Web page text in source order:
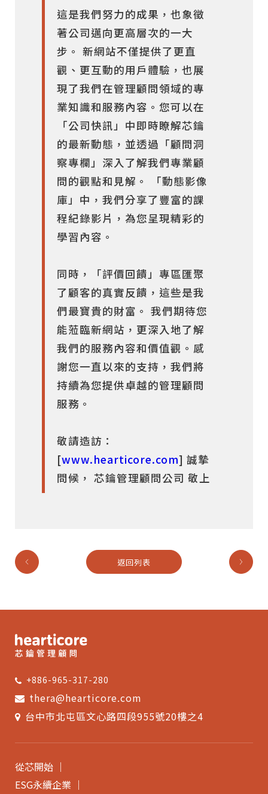
這是我們努力的成果，也象徵
著公司邁向更高層次的一大
步。 新網站不僅提供了更直
觀、更互動的用戶體驗，也展
現了我們在管理顧問領域的專
業知識和服務內容。您可以在
「公司快訊」中即時瞭解芯鑰
的最新動態，並透過「顧問洞
察專欄」深入了解我們專業顧
問的觀點和見解。 「動態影像
庫」中，我們分享了豐富的課
程紀錄影片，為您呈現精彩的
學習內容。
同時，「評價回饋」專區匯聚
了顧客的真實反饋，這些是我
們最寶貴的財富。 我們期待您
能蒞臨新網站，更深入地了解
我們的服務內容和價值觀。感
謝您一直以來的支持，我們將
持續為您提供卓越的管理顧問
服務。
敬請造訪：
[www.hearticore.com] 誠摯
問候， 芯鑰管理顧問公司 敬上
返回列表
+886-965-317-280
thera@hearticore.com
台中市北屯區文心路四段955號20樓之4
從芯開始
ESG永續企業